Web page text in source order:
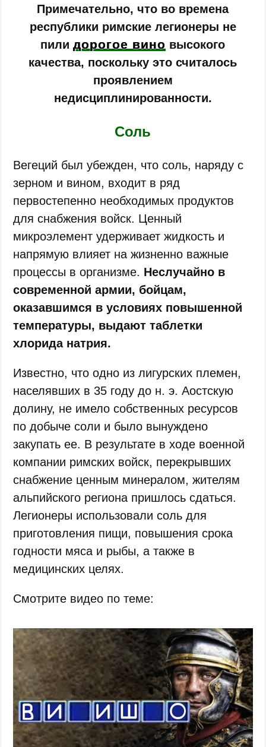
Примечательно, что во времена
республики римские легионеры не
пилидорогое вино высокого
качества, поскольку это считалось
проявлением
недисциплинированности.
Соль
Вегеций был убежден, что соль, наряду с
зерном и вином, входит в ряд
первостепенно необходимых продуктов
для снабжения войск. Ценный
микроэлемент удерживает жидкость и
напрямую влияет на жизненно важные
процессы в организме. Неслучайно в
современной армии, бойцам,
оказавшимся в условиях повышенной
температуры, выдают таблетки
хлорида натрия.
Известно, что одно из лигурских племен,
населявших в 35 году до н. э. Аостскую
долину, не имело собственных ресурсов
по добыче соли и было вынуждено
закупать ее. В результате в ходе военной
компании римских войск, перекрывших
снабжение ценным минералом, жителям
альпийского региона пришлось сдаться.
Легионеры использовали соль для
приготовления пищи, повышения срока
годности мяса и рыбы, а также в
медицинских целях.
Смотрите видео по теме: